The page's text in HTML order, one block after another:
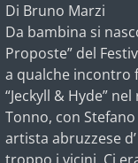
Di Bruno Marzi
Da bambina si
Proposte” del
a qualche incontro
“Jeckyll & Hyde”
Tonno, con
artista abruzzese